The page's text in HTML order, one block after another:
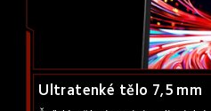
Ultratenké tělo 7,5 mm